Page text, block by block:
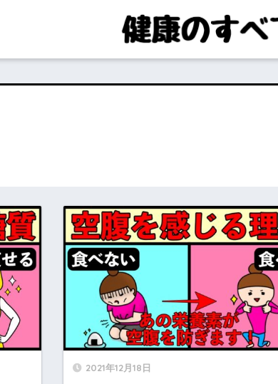
2021年12月18日